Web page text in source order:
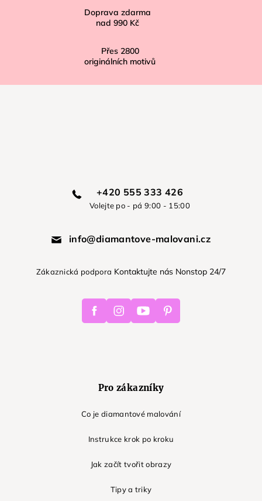
Doprava zdarma
nad 990 Kč
Přes 2800
originálních motivů
+420 555 333 426
Volejte po - pá 9:00 - 15:00
info@diamantove-malovani.cz
Zákaznická podpora Kontaktujte nás Nonstop 24/7
FacebookInstagramYoutube Pinterest
Pro zákazníky
Co je diamantové malování
Instrukce krok po kroku
Jak začít tvořit obrazy
Tipy a triky